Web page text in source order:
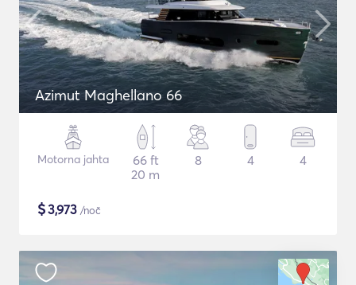
Azimut Maghellano 66
Motorna jahta
66 ft
20 m
8 4 4
$3,973 /noč